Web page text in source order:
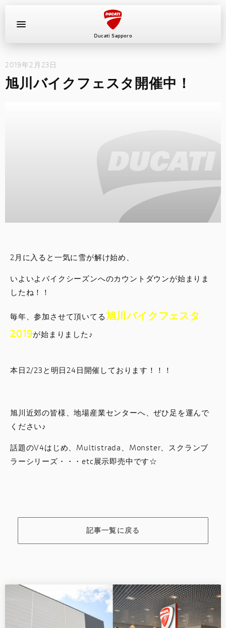
Ducati Sapporo
イベント
スタッフ
DUCATI OWNER’S CLUB
お支払いシミュレーション
2019年2月23日
旭川バイクフェスタ開催中！
2月に入ると一気に雪が解け始め、
いよいよバイクシーズンへのカウントダウンが始まりま
したね！！
毎年、参加させて頂いてる 旭川バイクフェスタ
2019が始まりました♪
本日2/23と明日24日開催しております！！！
旭川近郊の皆様、地場産業センターへ、ぜひ足を運んで
ください♪
話題のV4はじめ、Multistrada、Monster、スクランブ
ラーシリーズ・・・etc展示即売中です☆
記事一覧に戻る